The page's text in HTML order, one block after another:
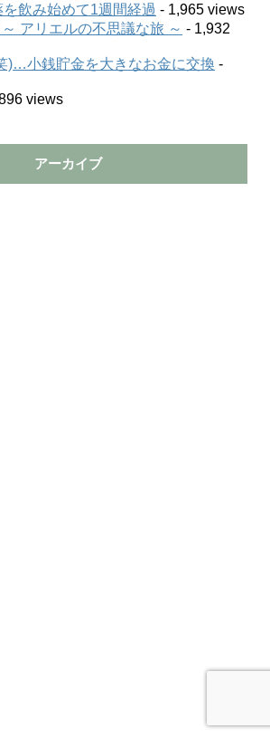
飲み始めて1週間経過 - 1,965 views
アリエルの不思議な旅 ～ - 1,932
)…小銭貯金を大きなお金に交換 -
views
アーカイブ